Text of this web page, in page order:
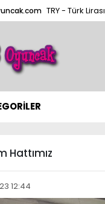
TRY - Türk Lirası
Hattımız
12:44